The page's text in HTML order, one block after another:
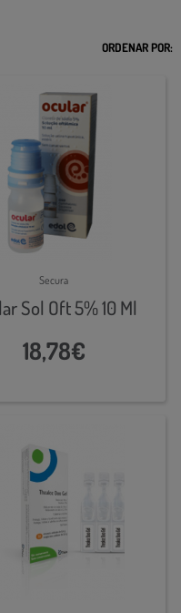
ORDENAR POR:
Secura
Sol Oft 5% 10 Ml
18,78€